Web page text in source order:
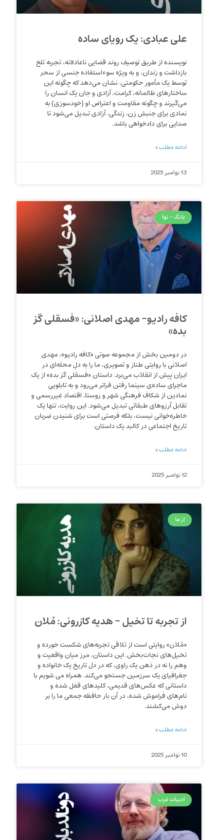
علی عبادی: یک رویای ساده
نویسنده از طریق توصیف روند قضایی ناعادلانه، تجربه تلخ
بازداشت و زندان، و به ویژه سوءاستفاده جنسی از سحر
توسط یک مأمور حکومتی، نشان می‌دهد که چگونه این
ساختارهای ظالمانه، کرامت، آزادی و جان یک انسان را
می‌گیرند و چگونه مقاومت و اعتراض او (خودسوزی) به
نمادی برای جنبش زن، زندگی، آزادی تبدیل می‌شود تا
صدایی برای دادخواهی باشد.
ادامه مطلب »
13 نوامبر 2025
بانگ - نوا
کافه رادیو- مهدی اصلانی: «فسقلی گز
بده»
در دومین بخش از مجموعه صوتی «کافه رادیو»، مهدی
اصلانی با روایتی طناز و تصویری، ما را به دلِ محله‌ای در
ایران پیش از انقلاب می‌برد. داستان «فسقلی گز بده» از یک
ماجرای ساده‌ی سینما رفتن فراتر می‌رود و به تابلویی
نمادین از شکاف فرهنگی شهر و روستا، اقتصاد غیررسمی و
تقابل آرزوهای طبقاتی تبدیل می‌شود. این روایت، تنها یک
خاطره‌خوانی نیست، بلکه فرصتی است برای شنیدن ضربان
تاریخ اجتماعی در کالبد یک داستان.
ادامه مطلب »
12 نوامبر 2025
از ما
از تجربه تا تخیل – هدیه کازرونی: مُلان
«مُلان» روایتی است از تلاقی تجربه‌های شکست خورده و
تخیل‌های نجات‌بخش. این داستان، مرز میان واقعیت و
وهم را نه در ذهن یک راوی، که در دل تاریخ یک خانواده و
جغرافیای یک سرزمین جستجو می‌کند. همراه می شویم با
داستانی که عکس‌های قدیمی، کلیدهای قفل شده و
نام‌های فراموش شده، در آن بار حافظه جمعی ما را بر
دوش می‌کشند.
ادامه مطلب »
10 نوامبر 2025
ادبیات غرب